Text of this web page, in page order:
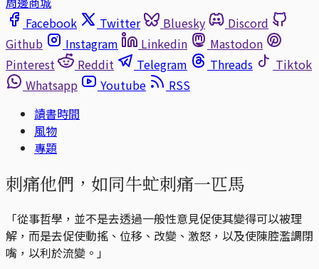
Facebook
Twitter Bluesky
Discord
Github
Instagram Linkedin
Mastodon
Pinterest
Reddit Telegram Threads
Tiktok
Whatsapp
Youtube
RSS
讀書時間
風物
專題
刺痛他們，如同牛虻刺痛一匹馬
「從事哲學，並不是去透過一般性意見促使其變得可以被理
解，而是去促使動搖、位移、改變、激怒，以及使陳腔濫調閉
嘴，以利於流變。」